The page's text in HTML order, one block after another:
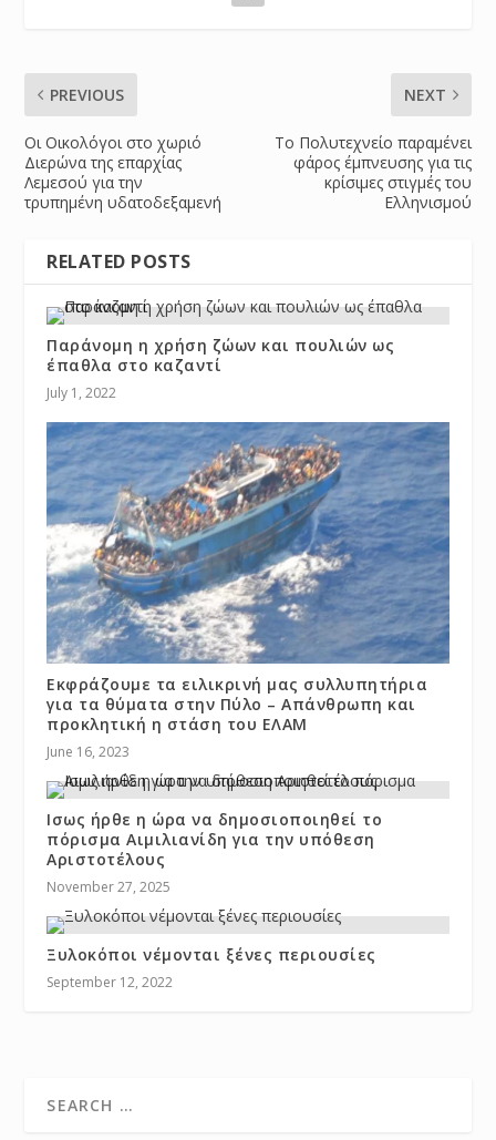
PREVIOUS
Οι Οικολόγοι στο χωριό
Διερώνα της επαρχίας
Λεμεσού για την
τρυπημένη υδατοδεξαμενή
NEXT
Το Πολυτεχνείο παραμένει
φάρος έμπνευσης για τις
κρίσιμες στιγμές του
Ελληνισμού
RELATED POSTS
Παράνομη η χρήση ζώων και πουλιών ως
έπαθλα στο καζαντί
July 1, 2022
Εκφράζουμε τα ειλικρινή μας συλλυπητήρια
για τα θύματα στην Πύλο – Απάνθρωπη και
προκλητική η στάση του ΕΛΑΜ
June 16, 2023
Ισως ήρθε η ώρα να δημοσιοποιηθεί το
πόρισμα Αιμιλιανίδη για την υπόθεση
Αριστοτέλους
November 27, 2025
Ξυλοκόποι νέμονται ξένες περιουσίες
September 12, 2022